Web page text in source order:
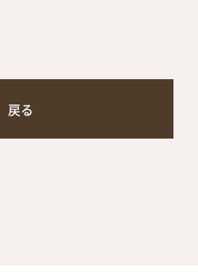
戻る